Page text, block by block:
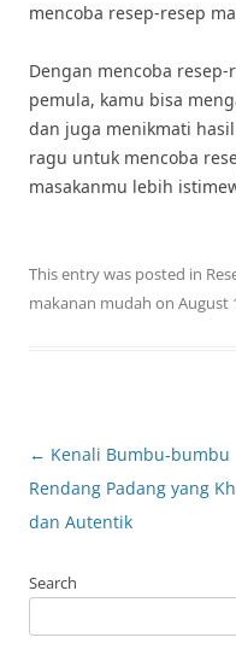
mencoba resep-resep
Dengan mencoba
pemula, kamu bisa
dan juga menikmati
ragu untuk mencoba
masakanmu lebih
This entry was posted in
makanan mudah on August
Post
navigation
← Kenali Bumbu-bumbu
Rendang Padang yang
dan Autentik
Search